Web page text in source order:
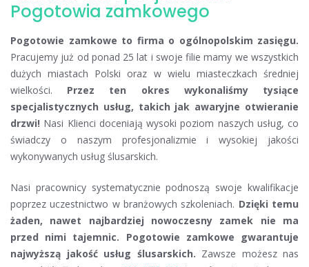
Pogotowia zamkowego
Pogotowie zamkowe to firma o ogólnopolskim zasięgu.
Pracujemy już od ponad 25 lat i swoje filie mamy we wszystkich
dużych miastach Polski oraz w wielu miasteczkach średniej
wielkości. Przez ten okres wykonaliśmy tysiące
specjalistycznych usług, takich jak awaryjne otwieranie
drzwi! Nasi Klienci doceniają wysoki poziom naszych usług, co
świadczy o naszym profesjonalizmie i wysokiej jakości
wykonywanych usług ślusarskich.
Nasi pracownicy systematycznie podnoszą swoje kwalifikacje
poprzez uczestnictwo w branżowych szkoleniach. Dzięki temu
żaden, nawet najbardziej nowoczesny zamek nie ma
przed nimi tajemnic. Pogotowie zamkowe gwarantuje
najwyższą jakość usług ślusarskich. Zawsze możesz nas